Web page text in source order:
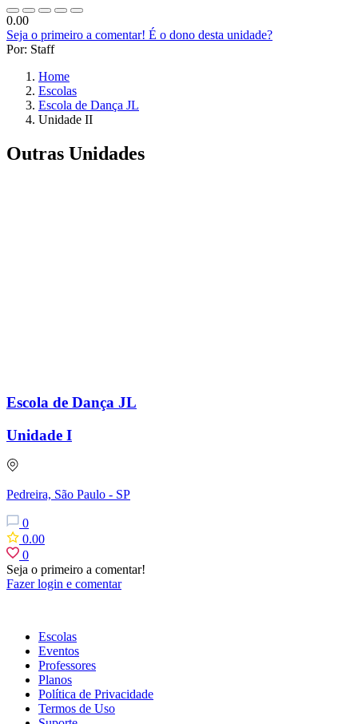
0.00
Seja o primeiro a comentar! É o dono desta unidade?
Por: Staff
Home
Escolas
Escola de Dança JL
Unidade II
Outras Unidades
Escola de Dança JL
Unidade I
Pedreira, São Paulo - SP
0
0.00
0
Seja o primeiro a comentar!
Fazer login e comentar
Escolas
Eventos
Professores
Planos
Política de Privacidade
Termos de Uso